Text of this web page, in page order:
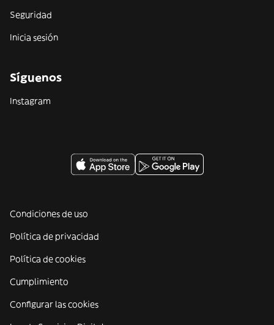
Seguridad
Inicia sesión
Síguenos
Instagram
Condiciones de uso
Política de privacidad
Política de cookies
Cumplimiento
Configurar las cookies